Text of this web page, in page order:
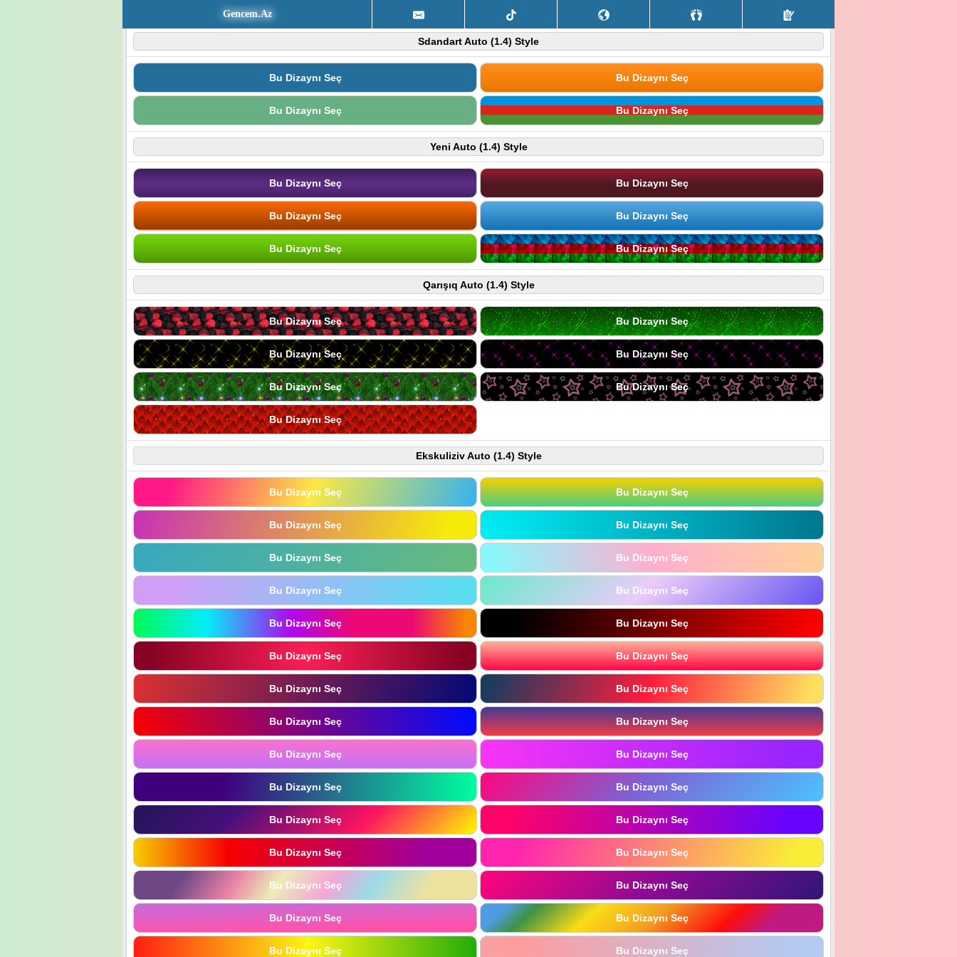
Gencem.Az
Sdandart Auto (1.4) Style
Bu Dizaynı Seç Bu Dizaynı Seç
Bu Dizaynı Seç Bu Dizaynı Seç
Yeni Auto (1.4) Style
Bu Dizaynı Seç Bu Dizaynı Seç
Bu Dizaynı Seç Bu Dizaynı Seç
Bu Dizaynı Seç Bu Dizaynı Seç
Qarışıq Auto (1.4) Style
Bu Dizaynı Seç Bu Dizaynı Seç
Bu Dizaynı Seç Bu Dizaynı Seç
Bu Dizaynı Seç Bu Dizaynı Seç
Bu Dizaynı Seç
Ekskuliziv Auto (1.4) Style
Bu Dizaynı Seç Bu Dizaynı Seç
Bu Dizaynı Seç Bu Dizaynı Seç
Bu Dizaynı Seç Bu Dizaynı Seç
Bu Dizaynı Seç Bu Dizaynı Seç
Bu Dizaynı Seç Bu Dizaynı Seç
Bu Dizaynı Seç Bu Dizaynı Seç
Bu Dizaynı Seç Bu Dizaynı Seç
Bu Dizaynı Seç Bu Dizaynı Seç
Bu Dizaynı Seç Bu Dizaynı Seç
Bu Dizaynı Seç Bu Dizaynı Seç
Bu Dizaynı Seç Bu Dizaynı Seç
Bu Dizaynı Seç Bu Dizaynı Seç
Bu Dizaynı Seç Bu Dizaynı Seç
Bu Dizaynı Seç Bu Dizaynı Seç
Bu Dizaynı Seç Bu Dizaynı Seç